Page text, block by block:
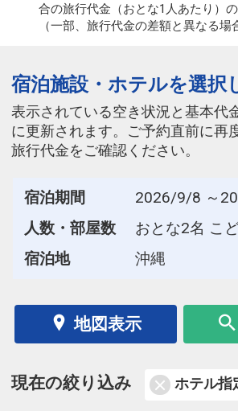
合の旅行代金（おとな1人あたり）
（一部、旅行代金の差額と異なる場
宿泊施設・ホテルを選択
表示されている空き状況と基本代
に更新されます。ご予約直前に再
旅行代金をご確認ください。
宿泊期間
2026/9/8 ～
人数・部屋数
おとな2名 こ
宿泊地
沖縄
地図表示
現在の絞り込み ホテル指